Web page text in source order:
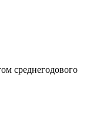
среднегодового